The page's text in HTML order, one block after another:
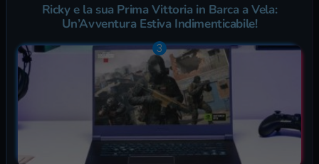
Ricky e la sua Prima Vittoria in Barca a Vela:
Un’Avventura Estiva Indimenticabile!